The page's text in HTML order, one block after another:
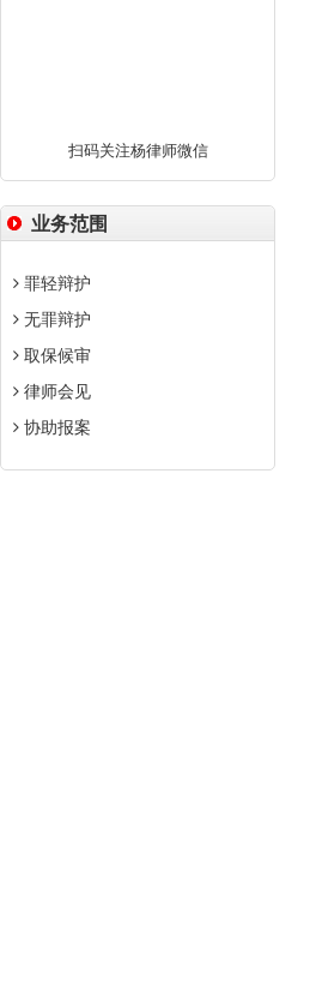
扫码关注杨律师微信
业务范围
罪轻辩护
无罪辩护
取保候审
律师会见
协助报案